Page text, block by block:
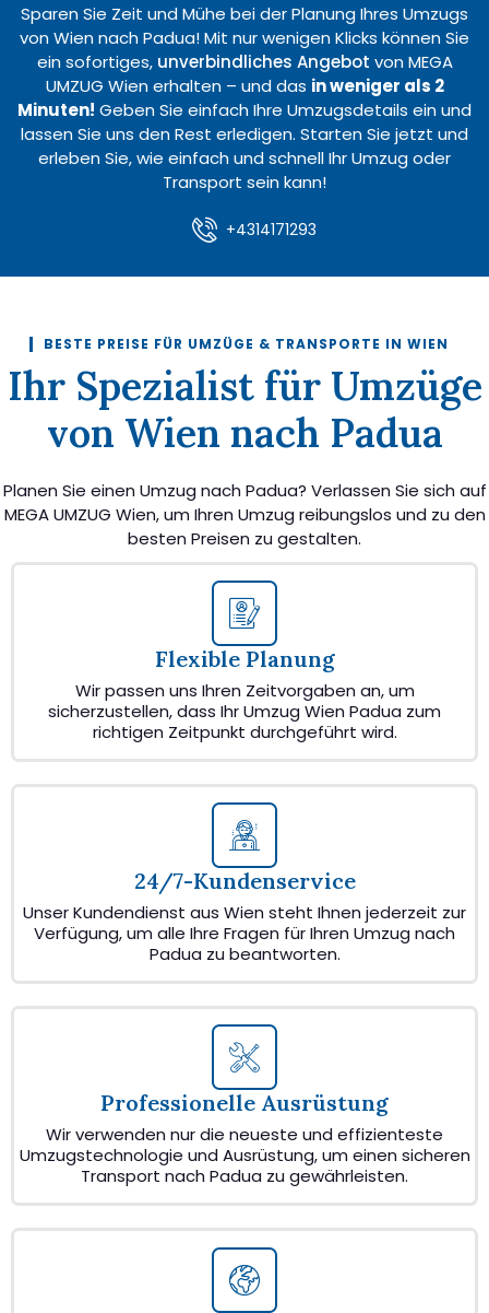
Sparen Sie Zeit und Mühe bei der Planung Ihres Umzugs
von Wien nach Padua! Mit nur wenigen Klicks können Sie
ein sofortiges, unverbindliches Angebot von MEGA
UMZUG Wien erhalten – und das in weniger als 2
Minuten! Geben Sie einfach Ihre Umzugsdetails ein und
lassen Sie uns den Rest erledigen. Starten Sie jetzt und
erleben Sie, wie einfach und schnell Ihr Umzug oder
Transport sein kann!
+4314171293
BESTE PREISE FÜR UMZÜGE & TRANSPORTE IN WIEN
Ihr Spezialist für Umzüge
von Wien nach Padua
Planen Sie einen Umzug nach Padua? Verlassen Sie sich auf
MEGA UMZUG Wien, um Ihren Umzug reibungslos und zu den
besten Preisen zu gestalten.
Flexible Planung
Wir passen uns Ihren Zeitvorgaben an, um
sicherzustellen, dass Ihr Umzug Wien Padua zum
richtigen Zeitpunkt durchgeführt wird.
24/7-Kundenservice
Unser Kundendienst aus Wien steht Ihnen jederzeit zur
Verfügung, um alle Ihre Fragen für Ihren Umzug nach
Padua zu beantworten.
Professionelle Ausrüstung
Wir verwenden nur die neueste und effizienteste
Umzugstechnologie und Ausrüstung, um einen sicheren
Transport nach Padua zu gewährleisten.